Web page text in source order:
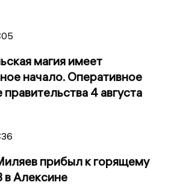
магия имеет
начало. Оперативное
4 августа
прибыл к горящему
в Алексине